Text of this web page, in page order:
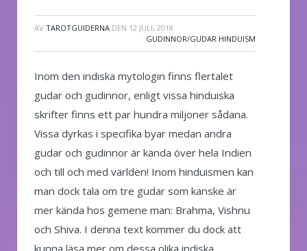
AV TAROTGUIDERNA DEN 12 JULI, 2018
GUDINNOR/GUDAR HINDUISM
Inom den indiska mytologin finns flertalet
gudar och gudinnor, enligt vissa hinduiska
skrifter finns ett par hundra miljoner sådana.
Vissa dyrkas i specifika byar medan andra
gudar och gudinnor är kända över hela Indien
och till och med världen! Inom hinduismen kan
man dock tala om tre gudar som kanske är
mer kända hos gemene man: Brahma, Vishnu
och Shiva. I denna text kommer du dock att
kunna läsa mer om dessa olika indiska